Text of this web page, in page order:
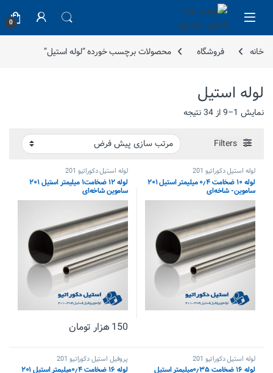
Skip to navigation
Skip to content
0
خانه فروشگاه محصولات برچسب خورده “لوله استیل”
لوله استیل
نمایش 1–9 از 34 نتیجه
Filters
لوله استیل دکوراتیو 201
لوله ۱۰ ضخامت ۰٫۴ میلیمتر استیل ۲۰۱
ساموین- شاخه‌ای
لوله استیل دکوراتیو 201
لوله ۱۲ ضخامت۱ میلیمتر استیل ۲۰۱
ساموین شاخه‌ای
150 هزار تومان
لوله استیل دکوراتیو 201
لوله ۱۶ ضخامت ۰٫۳۵میلیمتر استیل
پروفیل استیل دکوراتیو 201
لوله ۱۶ ضخامت ۰٫۴میلیمتر استیل ۲۰۱